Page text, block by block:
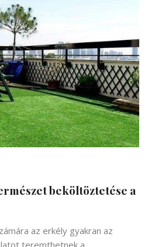
beköltöztetése a
az erkély gyakran az
teremthetnek a ...